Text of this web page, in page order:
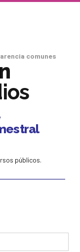
comunes
públicos.